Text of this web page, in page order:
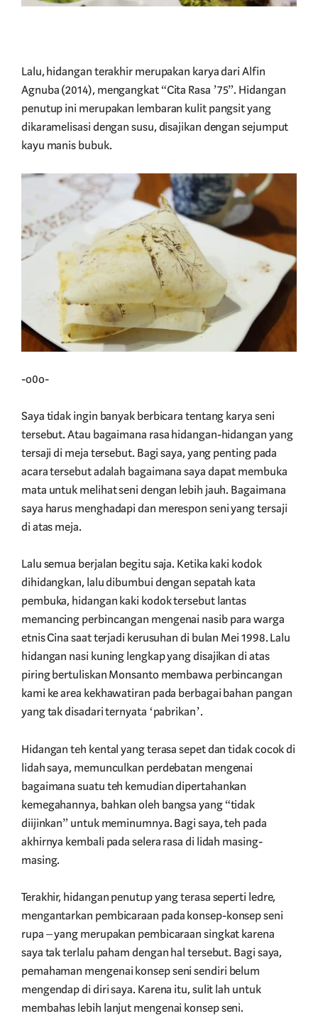
Lalu, hidangan terakhir merupakan karya dari Alfin
Agnuba (2014), mengangkat “Cita Rasa ’75”. Hidangan
penutup ini merupakan lembaran kulit pangsit yang
dikaramelisasi dengan susu, disajikan dengan sejumput
kayu manis bubuk.
-o0o-
Saya tidak ingin banyak berbicara tentang karya seni
tersebut. Atau bagaimana rasa hidangan-hidangan yang
tersaji di meja tersebut. Bagi saya, yang penting pada
acara tersebut adalah bagaimana saya dapat membuka
mata untuk melihat seni dengan lebih jauh. Bagaimana
saya harus menghadapi dan merespon seni yang tersaji
di atas meja.
Lalu semua berjalan begitu saja. Ketika kaki kodok
dihidangkan, lalu dibumbui dengan sepatah kata
pembuka, hidangan kaki kodok tersebut lantas
memancing perbincangan mengenai nasib para warga
etnis Cina saat terjadi kerusuhan di bulan Mei 1998. Lalu
hidangan nasi kuning lengkap yang disajikan di atas
piring bertuliskan Monsanto membawa perbincangan
kami ke area kekhawatiran pada berbagai bahan pangan
yang tak disadari ternyata ‘pabrikan’.
Hidangan teh kental yang terasa sepet dan tidak cocok di
lidah saya, memunculkan perdebatan mengenai
bagaimana suatu teh kemudian dipertahankan
kemegahannya, bahkan oleh bangsa yang “tidak
diijinkan” untuk meminumnya. Bagi saya, teh pada
akhirnya kembali pada selera rasa di lidah masing-
masing.
Terakhir, hidangan penutup yang terasa seperti ledre,
mengantarkan pembicaraan pada konsep-konsep seni
rupa – yang merupakan pembicaraan singkat karena
saya tak terlalu paham dengan hal tersebut. Bagi saya,
pemahaman mengenai konsep seni sendiri belum
mengendap di diri saya. Karena itu, sulit lah untuk
membahas lebih lanjut mengenai konsep seni.